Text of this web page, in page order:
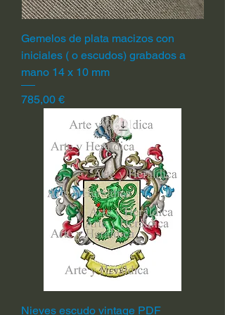
Gemelos de plata macizos con
iniciales ( o escudos) grabados a
mano 14 x 10 mm
Precio
785,00 €
Nieves escudo vintage PDF